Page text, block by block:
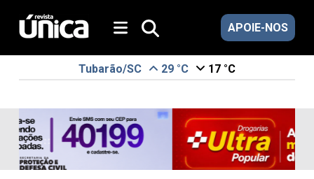
APOIE-NOS
Tubarão/SC 29 °C 17 °C